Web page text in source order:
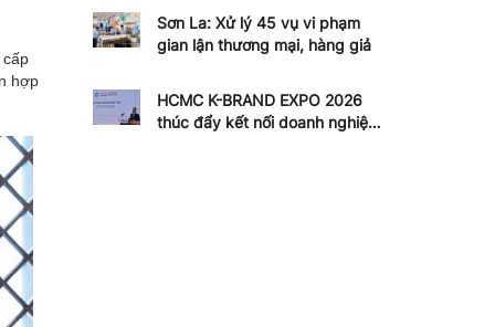
cấp
hợp
Sơn La: Xử lý 45 vụ vi phạm
gian lận thương mại, hàng giả
HCMC K-BRAND EXPO 2026
thúc đẩy kết nối doanh nghiệp